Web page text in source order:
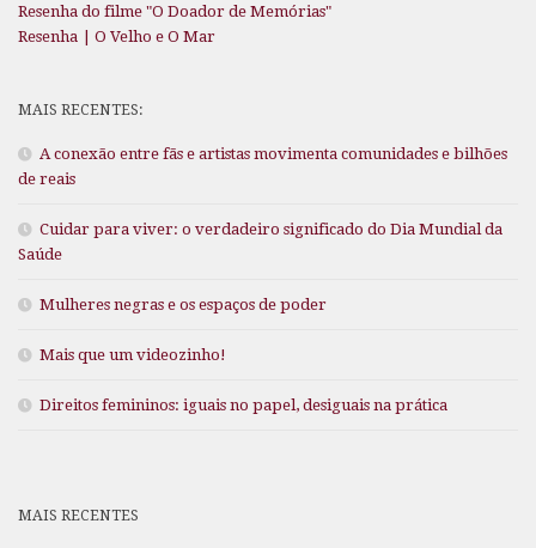
Resenha do filme "O Doador de Memórias"
Resenha | O Velho e O Mar
MAIS RECENTES:
A conexão entre fãs e artistas movimenta comunidades e bilhões
de reais
Cuidar para viver: o verdadeiro significado do Dia Mundial da
Saúde
Mulheres negras e os espaços de poder
Mais que um videozinho!
Direitos femininos: iguais no papel, desiguais na prática
MAIS RECENTES